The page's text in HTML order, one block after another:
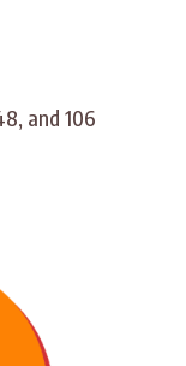
and 106